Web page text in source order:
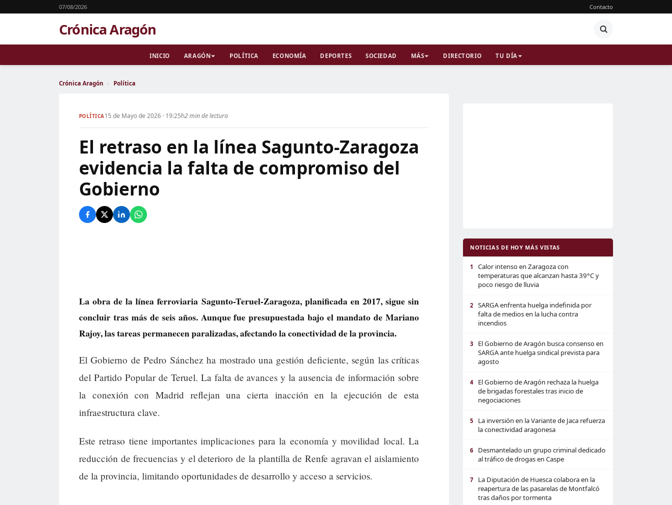
07/08/2026 Contacto
Crónica Aragón
INICIO ARAGÓN POLÍTICA ECONOMÍA DEPORTES SOCIEDAD MÁS DIRECTORIO TU DÍA
Crónica Aragón › Política
POLÍTICA15 de Mayo de 2026 · 19:25h2 min de lectura
El retraso en la línea Sagunto-Zaragoza
evidencia la falta de compromiso del
Gobierno
La obra de la línea ferroviaria Sagunto-Teruel-Zaragoza, planificada en 2017, sigue sin
concluir tras más de seis años. Aunque fue presupuestada bajo el mandato de Mariano
Rajoy, las tareas permanecen paralizadas, afectando la conectividad de la provincia.
El Gobierno de Pedro Sánchez ha mostrado una gestión deficiente, según las críticas
del Partido Popular de Teruel. La falta de avances y la ausencia de información sobre
la conexión con Madrid reflejan una cierta inacción en la ejecución de esta
infraestructura clave.
Este retraso tiene importantes implicaciones para la economía y movilidad local. La
reducción de frecuencias y el deterioro de la plantilla de Renfe agravan el aislamiento
de la provincia, limitando oportunidades de desarrollo y acceso a servicios.
NOTICIAS DE HOY MÁS VISTAS
1
Calor intenso en Zaragoza con
temperaturas que alcanzan hasta 39°C y
poco riesgo de lluvia
2
SARGA enfrenta huelga indefinida por
falta de medios en la lucha contra
incendios
3
El Gobierno de Aragón busca consenso en
SARGA ante huelga sindical prevista para
agosto
4
El Gobierno de Aragón rechaza la huelga
de brigadas forestales tras inicio de
negociaciones
5
La inversión en la Variante de Jaca refuerza
la conectividad aragonesa
6
Desmantelado un grupo criminal dedicado
al tráfico de drogas en Caspe
7
La Diputación de Huesca colabora en la
reapertura de las pasarelas de Montfalcó
tras daños por tormenta